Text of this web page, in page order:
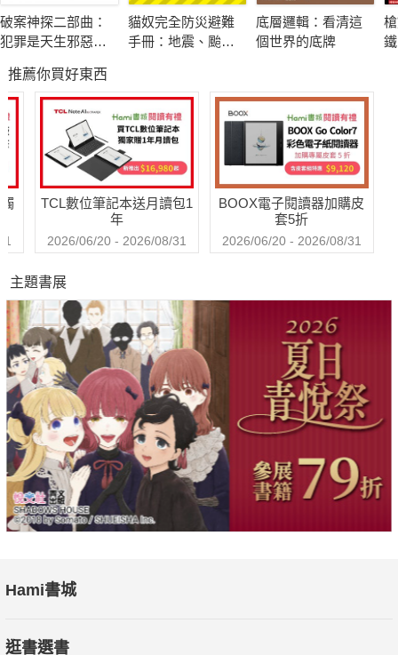
多的動、植物與昆蟲。對於和我們一同生活在這座寶島上的其他
生物，你是否也曾有過上述那些疑問呢？
● 原來如此！220個生物疑問大解惑
《生物大學問：生物多樣性保育問答集》精選220個生活中
常見的生物及生態保育問題，詳細分門別類後，再由專家學者為
讀者一一解惑。
書中規劃有搭配問答內容的生物小百科圖鑑，藉由物種特寫
照片、精細插畫及淺顯易懂的特徵說明，帶讀者深入認識台灣多
樣性的生物。
破案神探二部曲：
犯罪是天生邪惡還
員側寫連續殺人魔
貓奴完全防災避難
手冊：地震、颱
下去！
底層邏輯：看清這
個世界的底牌
推薦你買好東西
TCL數位筆記本送月讀包1
年
2026/06/20 - 2026/08/31
BOOX電子閱讀器加購皮
套5折
2026/06/20 - 2026/08/31
主題書展
Hami書城
逛書選書